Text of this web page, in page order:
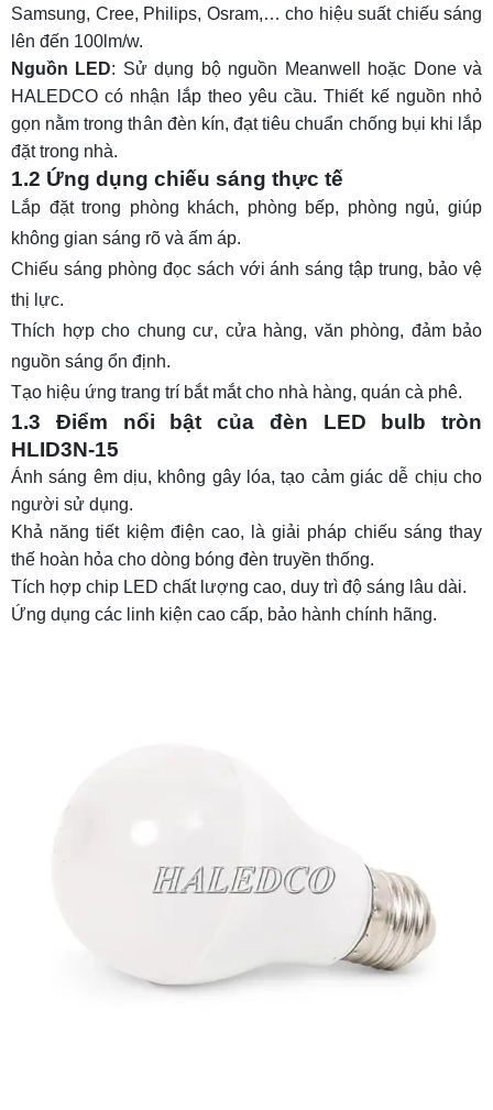
Samsung, Cree, Philips, Osram,… cho hiệu suất chiếu sáng
lên đến 100lm/w.
Nguồn LED: Sử dụng bộ nguồn Meanwell hoặc Done và
HALEDCO có nhận lắp theo yêu cầu. Thiết kế nguồn nhỏ
gọn nằm trong thân đèn kín, đạt tiêu chuẩn chống bụi khi lắp
đặt trong nhà.
1.2 Ứng dụng chiếu sáng thực tế
Lắp đặt trong phòng khách, phòng bếp, phòng ngủ, giúp
không gian sáng rõ và ấm áp.
Chiếu sáng phòng đọc sách với ánh sáng tập trung, bảo vệ
thị lực.
Thích hợp cho chung cư, cửa hàng, văn phòng, đảm bảo
nguồn sáng ổn định.
Tạo hiệu ứng trang trí bắt mắt cho nhà hàng, quán cà phê.
1.3 Điểm nổi bật của đèn LED bulb tròn
HLID3N-15
Ánh sáng êm dịu, không gây lóa, tạo cảm giác dễ chịu cho
người sử dụng.
Khả năng tiết kiệm điện cao, là giải pháp chiếu sáng thay
thế hoàn hỏa cho dòng bóng đèn truyền thống.
Tích hợp chip LED chất lượng cao, duy trì độ sáng lâu dài.
Ứng dụng các linh kiện cao cấp, bảo hành chính hãng.